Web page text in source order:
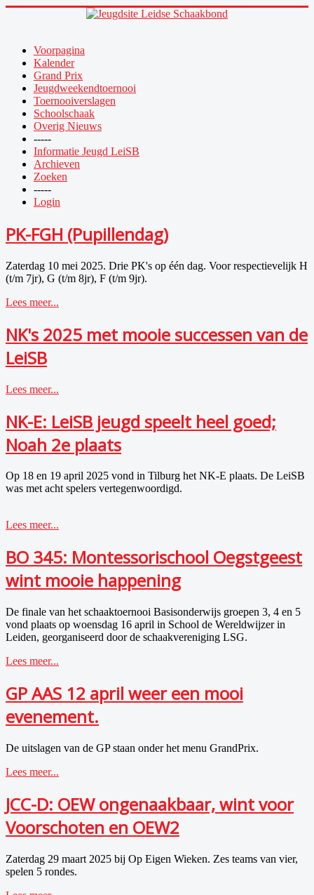
Voorpagina
Kalender
Grand Prix
Jeugdweekendtoernooi
Toernooiverslagen
Schoolschaak
Overig Nieuws
-----
Informatie Jeugd LeiSB
Archieven
Zoeken
-----
Login
PK-FGH (Pupillendag)
Zaterdag 10 mei 2025. Drie PK's op één dag. Voor respectievelijk H
(t/m 7jr), G (t/m 8jr), F (t/m 9jr).
Lees meer...
NK's 2025 met mooie successen van de
LeiSB
Lees meer...
NK-E: LeiSB jeugd speelt heel goed;
Noah 2e plaats
Op 18 en 19 april 2025 vond in Tilburg het NK-E plaats. De LeiSB
was met acht spelers vertegenwoordigd.
Lees meer...
BO 345: Montessorischool Oegstgeest
wint mooie happening
De finale van het schaaktoernooi Basisonderwijs groepen 3, 4 en 5
vond plaats op woensdag 16 april in School de Wereldwijzer in
Leiden, georganiseerd door de schaakvereniging LSG.
Lees meer...
GP AAS 12 april weer een mooi
evenement.
De uitslagen van de GP staan onder het menu GrandPrix.
Lees meer...
JCC-D: OEW ongenaakbaar, wint voor
Voorschoten en OEW2
Zaterdag 29 maart 2025 bij Op Eigen Wieken. Zes teams van vier,
spelen 5 rondes.